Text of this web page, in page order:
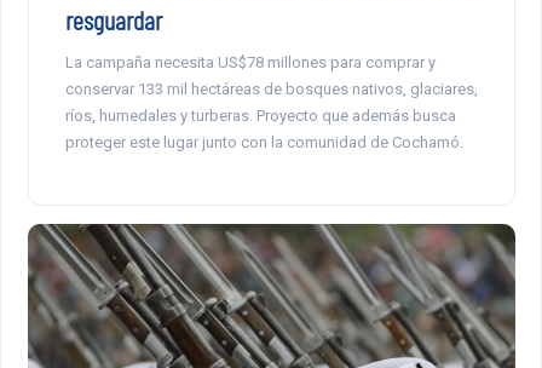
resguardar
La campaña necesita US$78 millones para comprar y
conservar 133 mil hectáreas de bosques nativos, glaciares,
ríos, humedales y turberas. Proyecto que además busca
proteger este lugar junto con la comunidad de Cochamó.